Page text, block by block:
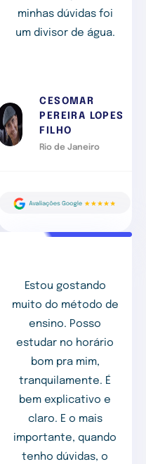
minhas dúvidas foi
um divisor de água.
CESOMAR
PEREIRA LOPES
FILHO
Rio de Janeiro
Estou gostando
muito do método de
ensino. Posso
estudar no horário
bom pra mim,
tranquilamente. É
bem explicativo e
claro. E o mais
importante, quando
tenho dúvidas, o